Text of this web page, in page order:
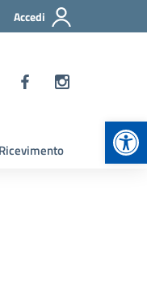
Accedi